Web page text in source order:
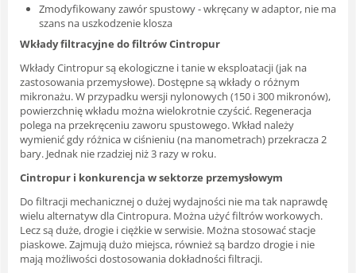
Zmodyfikowany zawór spustowy - wkręcany w adaptor, nie ma
szans na uszkodzenie klosza
Wkłady filtracyjne do filtrów Cintropur
Wkłady Cintropur są ekologiczne i tanie w eksploatacji (jak na
zastosowania przemysłowe). Dostępne są wkłady o różnym
mikronażu. W przypadku wersji nylonowych (150 i 300 mikronów),
powierzchnię wkładu można wielokrotnie czyścić. Regeneracja
polega na przekręceniu zaworu spustowego. Wkład należy
wymienić gdy różnica w ciśnieniu (na manometrach) przekracza 2
bary. Jednak nie rzadziej niż 3 razy w roku.
Cintropur i konkurencja w sektorze przemysłowym
Do filtracji mechanicznej o dużej wydajności nie ma tak naprawdę
wielu alternatyw dla Cintropura. Można użyć filtrów workowych.
Lecz są duże, drogie i ciężkie w serwisie. Można stosować stacje
piaskowe. Zajmują dużo miejsca, również są bardzo drogie i nie
mają możliwości dostosowania dokładności filtracji.